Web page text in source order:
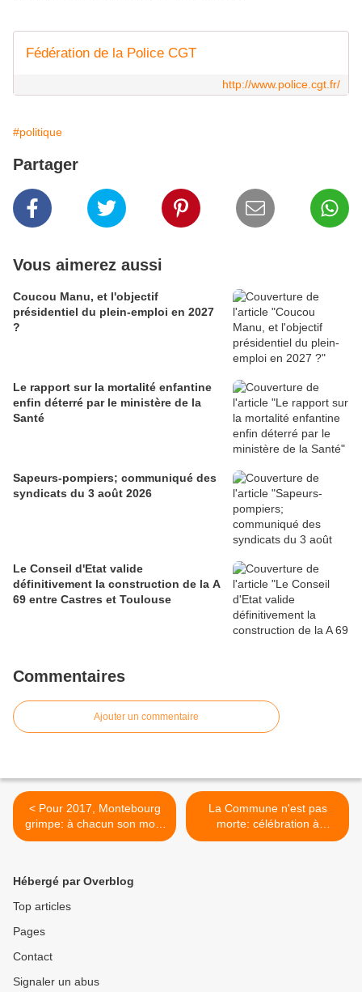
Fédération de la Police CGT
http://www.police.cgt.fr/
#politique
Partager
Vous aimerez aussi
Coucou Manu, et l'objectif
présidentiel du plein-emploi en 2027
?
Le rapport sur la mortalité enfantine
enfin déterré par le ministère de la
Santé
Sapeurs-pompiers; communiqué des
syndicats du 3 août 2026
Le Conseil d'Etat valide
définitivement la construction de la A
69 entre Castres et Toulouse
Commentaires
Ajouter un commentaire
< Pour 2017, Montebourg
grimpe: à chacun son mont
Sinaï pour sauver la France
La Commune n'est pas
morte: célébration à
Versailles, le 21 mai 2016 à
Hébergé par Overblog
Top articles
Pages
Contact
Signaler un abus